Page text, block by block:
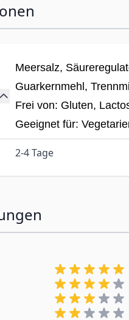
sollten nicht
Meersalz,
Guarkernmehl,
Frei von: Gluten,
Geeignet für:
2-4 Tage